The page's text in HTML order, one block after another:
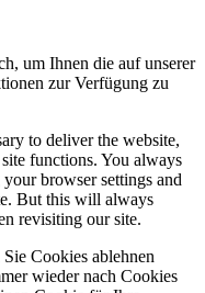
um Ihnen die auf unserer
zur Verfügung zu
to deliver the website,
functions. You always
browser settings and
But this will always
revisiting our site.
Cookies ablehnen
wieder nach Cookies